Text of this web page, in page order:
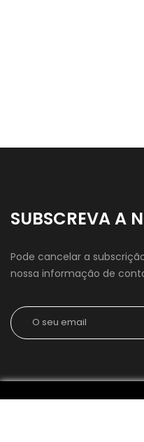
SUBSCREVA A
Pode cancelar a
nossa informação de